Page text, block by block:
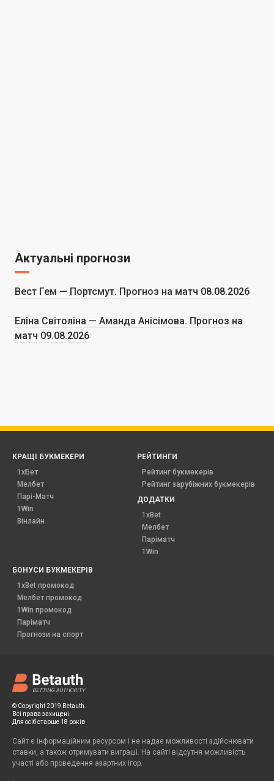
Актуальні прогнози
Вест Гем — Портсмут. Прогноз на матч 08.08.2026
Еліна Світоліна — Аманда Анісімова. Прогноз на
матч 09.08.2026
© Copyright 2019 Betauth.
Всі права захищені.
Для осіб старше 18 років
Сайт є інформаційним ресурсом і не надає можливості здійснювати
ставки, а також отримувати виграші. На сайті відсутня можливість
участі або проведення азартних ігор.
КРАЩІ БУКМЕКЕРИ
1хБет
Мелбет
Парі-Матч
1Win
Вінлайн
РЕЙТИНГИ
Рейтинг букмекерів
Рейтинг зарубіжних букмекерів
ДОДАТКИ
1xBet
Мелбет
Паріматч
1Win
БОНУСИ БУКМЕКЕРІВ
1xBet промокод
Мелбет промокод
1Win промокод
Паріматч
Прогнози на спорт